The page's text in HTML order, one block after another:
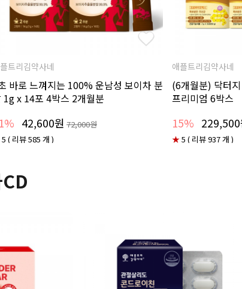
트리김약사네
바로 느껴지는 100% 운남성 보이차 분
1g x 14포 4박스 2개월분
42,600원 72,000원
5 ( 리뷰 585 개 )
애플트리김약사네
(6개월분) 닥터
프리미엄 6박스
15% 229,500
★5 ( 리뷰 937 개 )